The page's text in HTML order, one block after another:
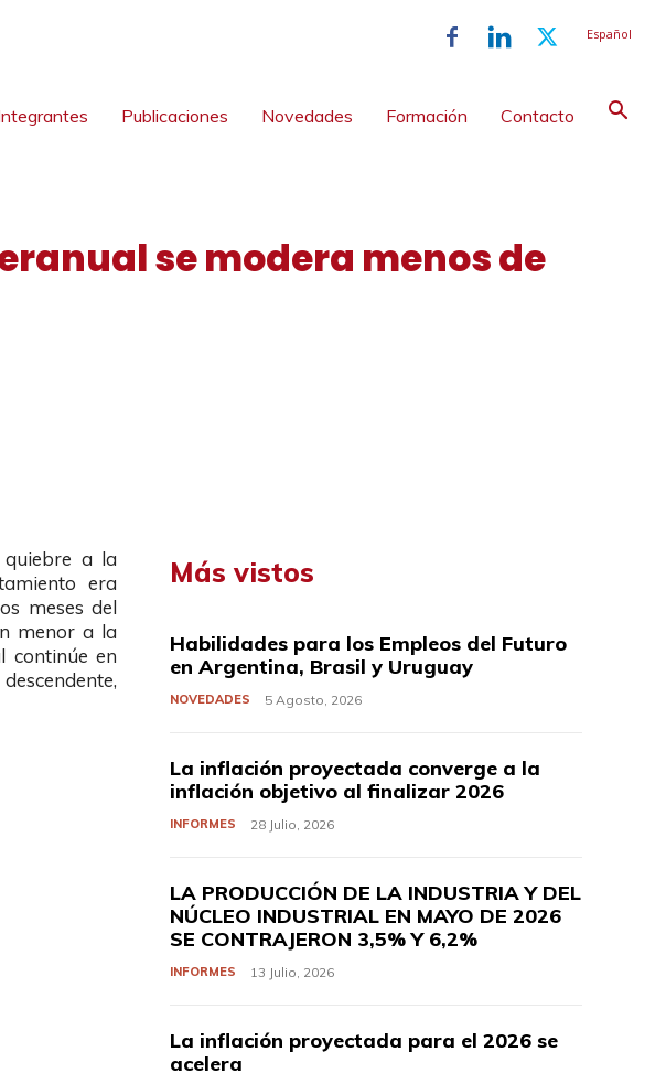
Español
Publicaciones Novedades Formación Contacto
se modera menos de
a la
era
meses del
menor a la
continúe en
Más vistos
Habilidades para los Empleos del Futuro
en Argentina, Brasil y Uruguay
NOVEDADES 5 Agosto, 2026
La inflación proyectada converge a la
inflación objetivo al finalizar 2026
INFORMES 28 Julio, 2026
LA PRODUCCIÓN DE LA INDUSTRIA Y DEL
NÚCLEO INDUSTRIAL EN MAYO DE 2026
SE CONTRAJERON 3,5% Y 6,2%
INFORMES 13 Julio, 2026
La inflación proyectada para el 2026 se
acelera